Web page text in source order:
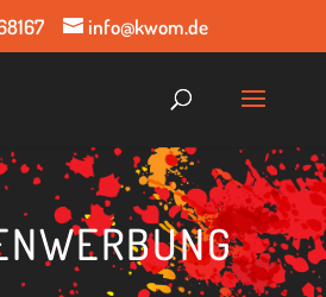
info@kwom.de